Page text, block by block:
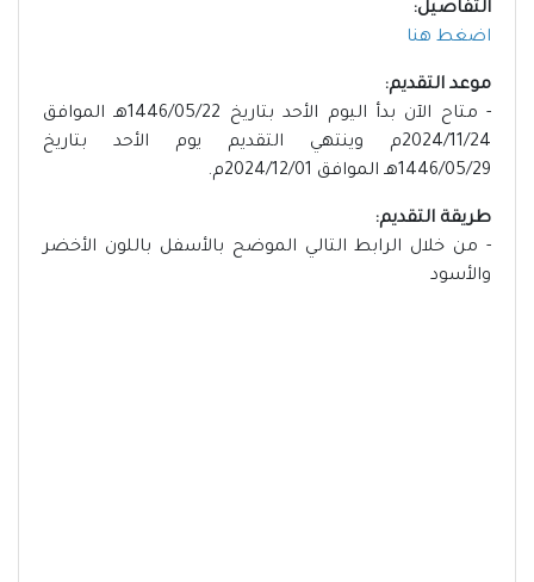
التفاصيل:
اضغط هنا
موعد التقديم:
- متاح الآن بدأ اليوم الأحد بتاريخ 1446/05/22هـ الموافق
2024/11/24م وينتهي التقديم يوم الأحد بتاريخ
1446/05/29هـ الموافق 2024/12/01م.
طريقة التقديم:
- من خلال الرابط التالي الموضح بالأسفل باللون الأخضر
والأسود